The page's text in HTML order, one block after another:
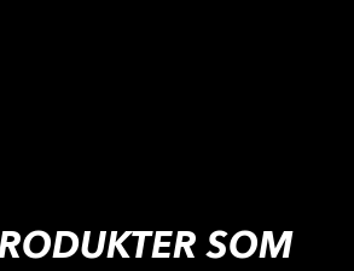
SOM